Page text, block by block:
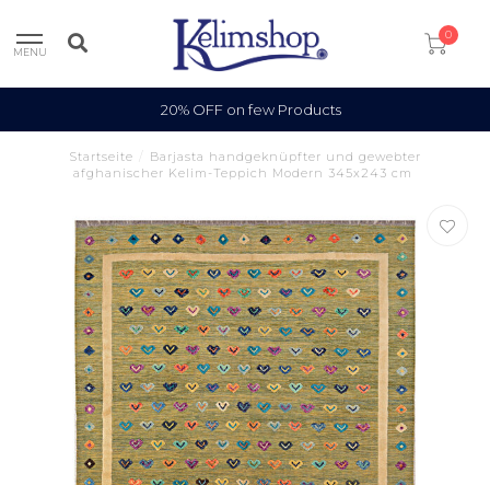
MENU
0
100% Wool
Startseite
Barjasta handgeknüpfter und gewebter
afghanischer Kelim-Teppich Modern 345x243 cm